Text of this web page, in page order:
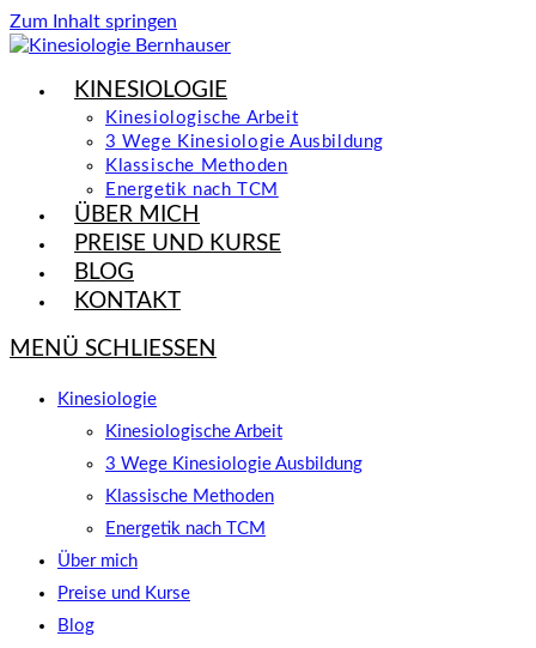
Zum Inhalt springen
KINESIOLOGIE
Kinesiologische Arbeit
3 Wege Kinesiologie Ausbildung
Klassische Methoden
Energetik nach TCM
ÜBER MICH
PREISE UND KURSE
BLOG
KONTAKT
MENÜ SCHLIESSEN
Kinesiologie
Kinesiologische Arbeit
3 Wege Kinesiologie Ausbildung
Klassische Methoden
Energetik nach TCM
Über mich
Preise und Kurse
Blog